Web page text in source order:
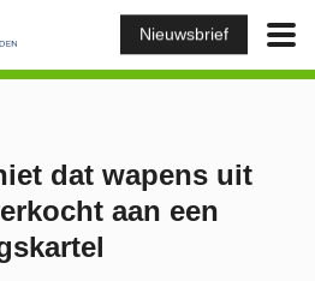
Nieuwsbrief
dat wapens uit
aan een